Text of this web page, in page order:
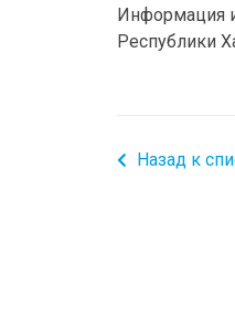
Информация
Республики
Назад к